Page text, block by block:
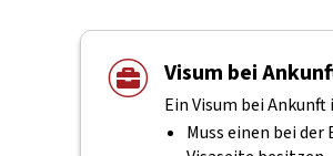
Visum bei
Ein Visum bei
Muss einen bei